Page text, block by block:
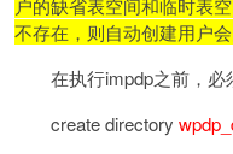
不存在，则自动创建用户
在执行impdp之前，必
create directory